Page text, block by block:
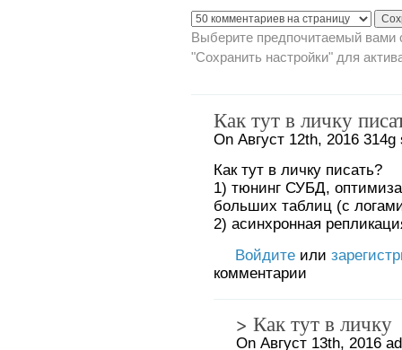
Выберите предпочитаемый вами
"Сохранить настройки" для
Как тут в личку
On Август 12th, 2016 314g
Как тут в личку писать?
1) тюнинг СУБД,
больших таблиц (с
2) асинхронная
Войдитеили
комментарии
> Как тут в личку
On Август 13th, 2016